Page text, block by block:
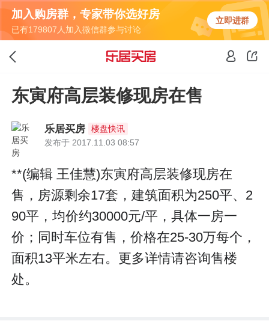
加入购房群，专家带你选好房
已有179807人加入微信群参与讨论
立即进群
东寅府高层装修现房在售
乐居买房
楼盘快讯
发布于 2017.11.03 08:57
**(编辑 王佳慧)东寅府高层装修现房在
售，房源剩余17套，建筑面积为250平、2
90平，均价约30000元/平，具体一房一
价；同时车位有售，价格在25-30万每个，
面积13平米左右。更多详情请咨询售楼
处。